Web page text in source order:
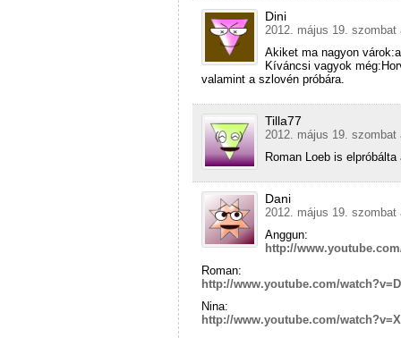
Dini
2012. május 19. szombat
Akiket ma nagyon
Kíváncsi vagyok
valamint a szlovén próbára.
Tilla77
2012. május 19. szombat
Roman Loeb is
Dani
2012. május 19. szombat
Anggun:
http://
Roman:
http://www.youtube.com/
Nina:
http://www.youtube.com/